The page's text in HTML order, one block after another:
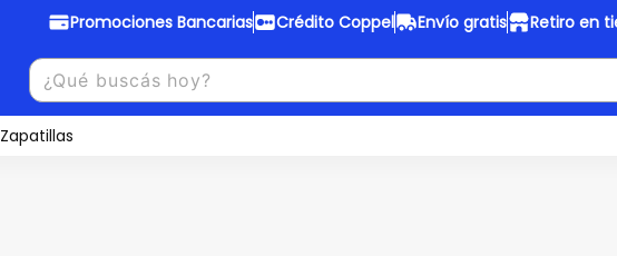
Promociones Bancarias Crédito Coppel Envío gratis Retiro en
Crédito Coppel
Hasta
Envío gratis
Zapatillas